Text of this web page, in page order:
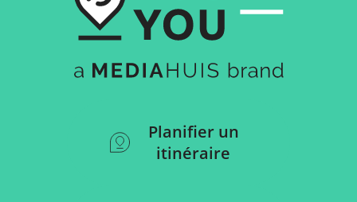
Planifier un
itinéraire